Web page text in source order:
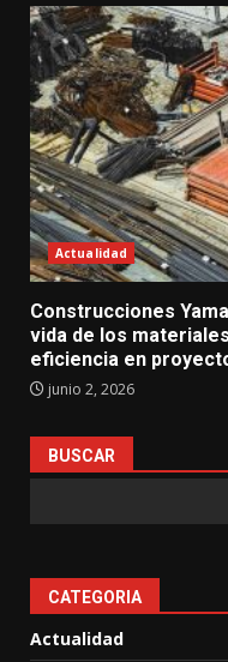
Actualidad
Construcciones
vida de los
eficiencia en
junio 2, 2026
BUSCAR
CATEGORIA
Actualidad